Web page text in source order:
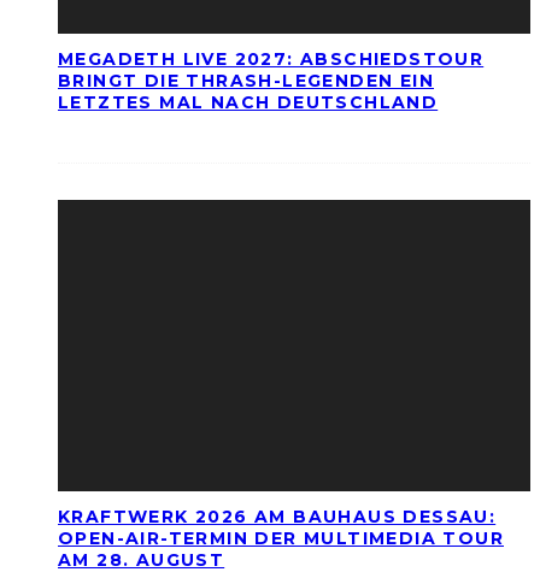
MEGADETH LIVE 2027: ABSCHIEDSTOUR
BRINGT DIE THRASH-LEGENDEN EIN
LETZTES MAL NACH DEUTSCHLAND
KRAFTWERK 2026 AM BAUHAUS DESSAU:
OPEN-AIR-TERMIN DER MULTIMEDIA TOUR
AM 28. AUGUST